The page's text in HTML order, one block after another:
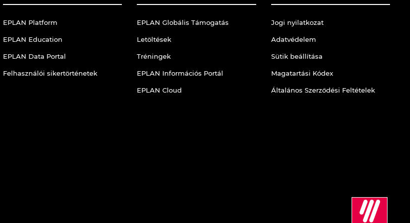
EPLAN Platform
EPLAN Education
EPLAN Data Portal
Felhasználói sikertörténetek
EPLAN Globális Támogatás
Letöltések
Tréningek
EPLAN Információs Portál
EPLAN Cloud
Jogi nyilatkozat
Adatvédelem
Sütik beállítása
Magatartási Kódex
Általános Szerződési Feltételek